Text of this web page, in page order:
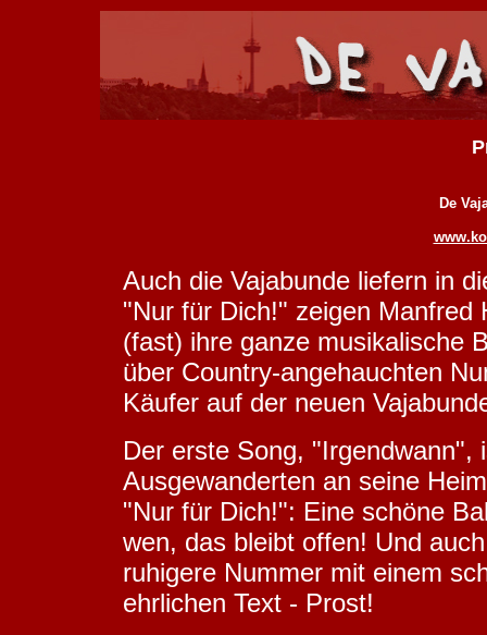
De
Auch die Vajabunde liefern in
"Nur für Dich!" zeigen Manfred
(fast) ihre ganze musikalische
über Country-angehauchten
Käufer auf der neuen
Der erste Song, "Irgendwann",
Ausgewanderten an seine
"Nur für Dich!": Eine schöne
wen, das bleibt offen! Und
ruhigere Nummer mit einem
ehrlichen Text - Prost!